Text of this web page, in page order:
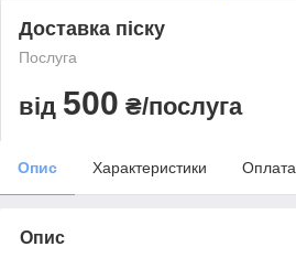
Доставка піску
Послуга
від 500 ₴/послуга
Опис Характеристики Оплата
Опис